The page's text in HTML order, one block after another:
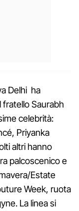
Delhi ha
Saurabh
celebrità:
Priyanka
altri hanno
palcoscenico e
Estate
Week, ruota
La linea si